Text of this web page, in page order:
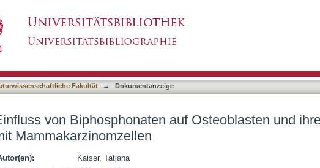
auf Osteoblasten und ihre Interaktionen mit
Fakultät → Dokumentanzeige
von Biphosphonaten auf Osteoblasten und
Mammakarzinomzellen
Kaiser, Tatjana